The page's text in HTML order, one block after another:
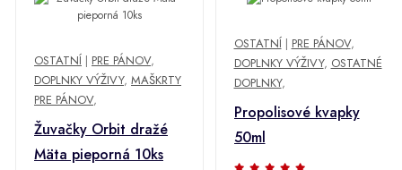
OSTATNÍ | PRE PÁNOV,
DOPLNKY VÝŽIVY, MAŠKRTY
PRE PÁNOV,
Žuvačky Orbit dražé
Mäta pieporná 10ks
OSTATNÍ | PRE PÁNOV,
DOPLNKY VÝŽIVY, OSTATNÉ
DOPLNKY,
Propolisové kvapky
50ml